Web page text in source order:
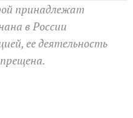
принадлежат
в России
ее деятельность